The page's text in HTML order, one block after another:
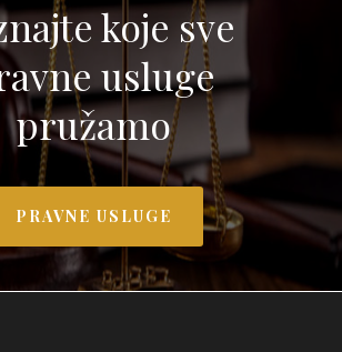
koje sve
usluge
pružamo
PRAVNE USLUGE